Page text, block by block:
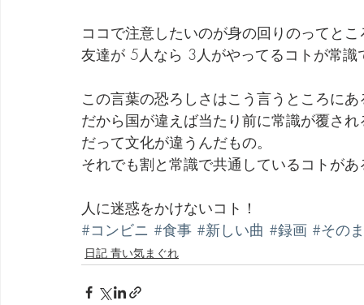
ココで注意したいのが身の回りのってとこ
友達が 5人なら 3人がやってるコトが常
この言葉の恐ろしさはこう言うところに
だから国が違えば当たり前に常識が覆され
だって文化が違うんだもの。
それでも割と常識で共通しているコトが
人に迷惑をかけないコト！
#コンビニ #食事 #新しい曲 #録画 #その
日記 青い気まぐれ